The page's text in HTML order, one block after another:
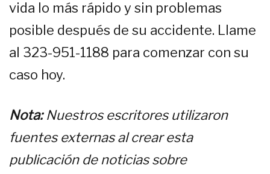
vida lo más rápido y sin problemas
posible después de su accidente. Llame
al 323-951-1188 para comenzar con su
caso hoy.
Nota:Nuestros escritores utilizaron
fuentes externas al crear esta
publicación de noticias sobre